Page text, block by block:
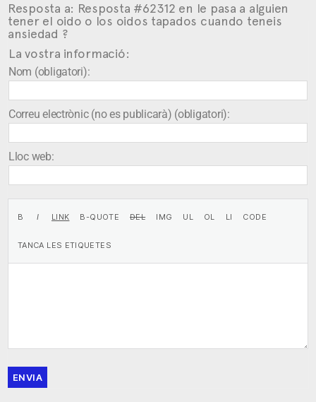
Resposta a: Resposta #62312 en le pasa a alguien
tener el oido o los oidos tapados cuando teneis
ansiedad ?
La vostra informació:
Nom (obligatori):
Correu electrònic (no es publicarà) (obligatori):
Lloc web:
ENVIA